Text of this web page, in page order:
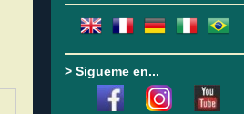
> Sigueme en...